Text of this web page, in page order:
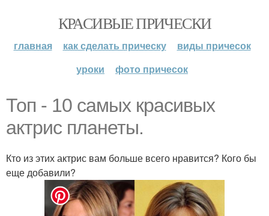
КРАСИВЫЕ ПРИЧЕСКИ
главная как сделать прическу
виды причесок
уроки
фото причесок
Топ - 10 самых красивых
актрис планеты.
Кто из этих актрис вам больше всего нравится? Кого бы
еще добавили?